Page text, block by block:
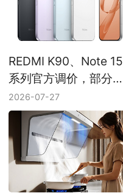
REDMI K90、Note 15
系列官方调价，部分机
型价格上浮
2026-07-27